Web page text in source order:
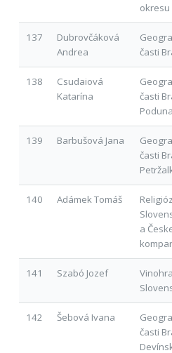
okresu
137
Dubrovčáková
Andrea
časti
138
Csudaiová
Katarína
časti
139 Barbušová Jana
časti
140 Adámek Tomáš
a
141 Szabó Jozef
142 Šebová Ivana
časti